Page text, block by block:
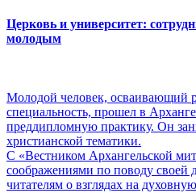
Церковь и университет:
молодым
Молодой человек, осваивающий
специальность, прошел в
преддипломную практику. Он
христианской тематики.
С «Вестником Архангельской
соображениями по поводу своей
читателям о взглядах на